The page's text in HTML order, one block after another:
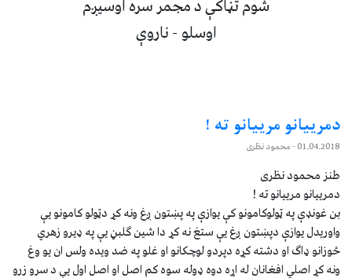
شوم تڼاکې د مجمر سره اوسیږم
اوسلو - ناروې
دمرییانو مرییانو ته !
01.04.2018- محمود نظری
طنز محمود نظری
دمرییانو مرییانو ته !
بن غونډې په ټولوکامونو کې یوازې په پښتون ږغ ونه کړ دټولو کامونو یې
واوریدل یوازې دپښتون ږغ یې ستغ نه کړ دا شین ګلبڼ یې په ډیرو زهري
ځوزانو ډاګ او دشته کړه دپردو لوچکانو او غلو په ضد ویده ولس ان یو وغ
ونه کړ اصلي افغانان له اړه دوه ډوله سوه کم اصل او اصل اول یې د سرو زرو